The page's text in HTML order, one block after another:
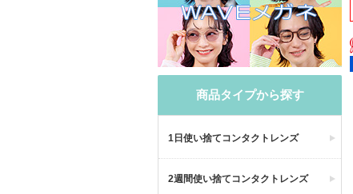
商品タイプから探す
1日使い捨てコンタクトレンズ
2週間使い捨てコンタクトレンズ